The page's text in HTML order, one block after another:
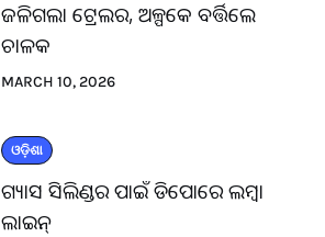
ଜଳିଗଲା ଟ୍ରେଲର, ଅଳ୍ପକେ ବର୍ତ୍ତିଲେ
ଚାଳକ
MARCH 10, 2026
ଓଡ଼ିଶା
ଗ୍ୟାସ ସିଲିଣ୍ଡର ପାଇଁ ଡିପୋରେ ଲମ୍ବା
ଲାଇନ୍